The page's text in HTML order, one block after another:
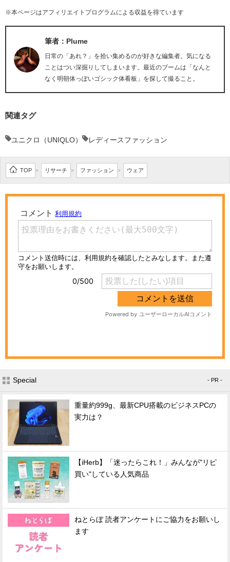
※本ページはアフィリエイトプログラムによる収益を得ています
筆者：Plume
日常の「あれ？」を拾い集めるのが好きな編集者。気になる
ことはつい深掘りしてしまいます。最近のブームは「なんと
なく明朝体っぽいゴシック体看板」を探して撮ること。
関連タグ
ユニクロ（UNIQLO） レディースファッション
TOP > リサーチ > ファッション > ウェア
Special - PR -
重量約999g、最新CPU搭載のビジネスPCの
実力は？
【iHerb】「迷ったらこれ！」みんなが"リピ
買い"している人気商品
ねとらぼ 読者アンケートにご協力をお願いし
ます